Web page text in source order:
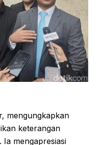
mengungkapkan
keterangan
Ia mengapresiasi